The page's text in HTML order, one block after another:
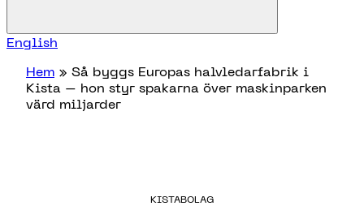
English
Hem » Så byggs Europas halvledarfabrik i
Kista – hon styr spakarna över maskinparken
värd miljarder
KISTABOLAG